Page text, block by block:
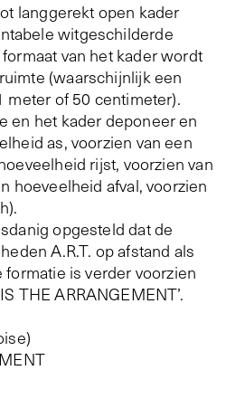
langgerekt open kader
witgeschilderde
van het kader wordt
(waarschijnlijk een
meter of 50 centimeter).
en het kader deponeer en
as, voorzien van een
rijst, voorzien van
hoeveelheid afval, voorzien
opgesteld dat de
A.R.T. op afstand als
formatie is verder voorzien
THE ARRANGEMENT’.